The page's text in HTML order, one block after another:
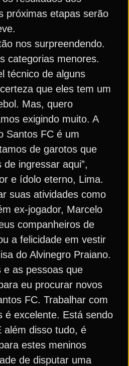
próximas etapas serão
nos surpreendendo.
categorias menores.
técnico de alguns
que eles tem um
Mas, quero
exigindo muito. A
Santos FC é um
de garotos que
ingressar aqui”,
e ídolo eterno, Lima.
suas atividades como
ex-jogador, Marcelo
companheiros de
a felicidade em vestir
do Alvinegro Praiano.
e as pessoas que
eu procurar novos
FC. Trabalhar com
é excelente. Está sendo
além disso tudo, é
estes meninos
de disputar uma